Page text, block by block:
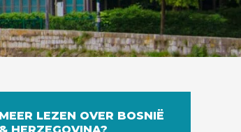
MEER LEZEN OVER BOSNIË